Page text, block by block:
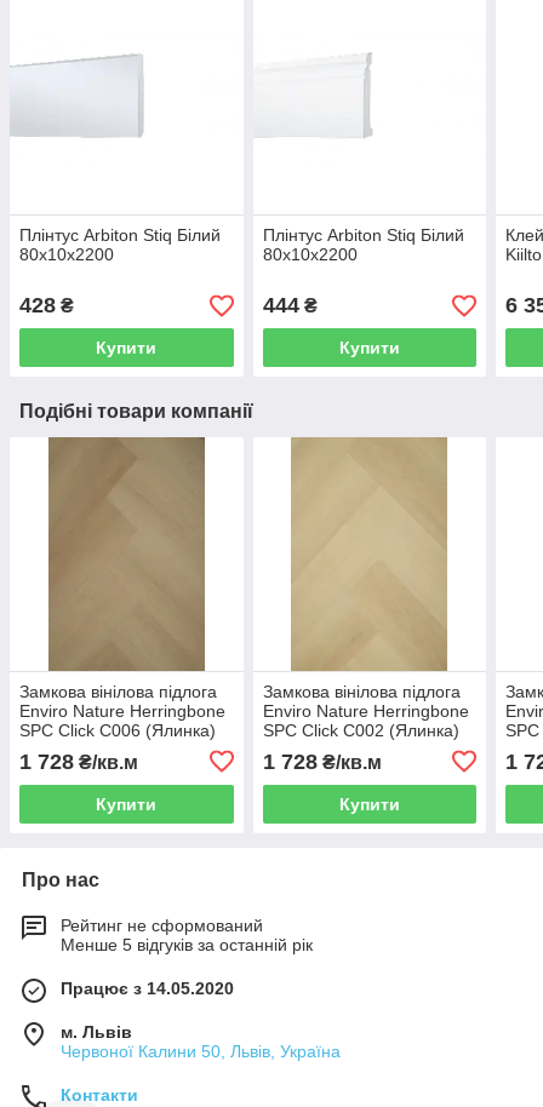
Плінтус Arbiton Stiq Білий
80x10x2200
428 ₴
Купити
Плінтус Arbiton Stiq Білий
80x10x2200
444₴
Купити
6
Подібні товари компанії
Замкова вінілова підлога
Enviro Nature Herringbone
SPC Click C006 (Ялинка)
1 728 ₴/кв.м
Купити
Замкова вінілова підлога
Enviro Nature Herringbone
SPC Click C002 (Ялинка)
1 728₴/кв.м
Купити
1
Про нас
Рейтинг не сформований
Менше 5 відгуків за останній рік
Працює з 14.05.2020
м. Львів
Червоної Калини 50, Львів, Україна
Контакти